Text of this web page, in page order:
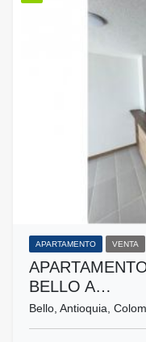
APARTAMENTO VENTA
BELLO A…
Bello, Antioquia,